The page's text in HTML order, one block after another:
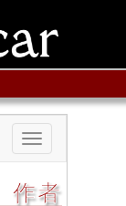
Toggle
navigation
作者